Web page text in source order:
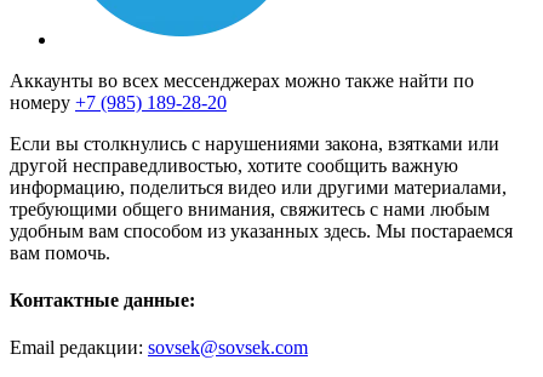
Аккаунты во всех мессенджерах можно также найти по
номеру +7 (985) 189-28-20
Если вы столкнулись с нарушениями закона, взятками или
другой несправедливостью, хотите сообщить важную
информацию, поделиться видео или другими материалами,
требующими общего внимания, свяжитесь с нами любым
удобным вам способом из указанных здесь. Мы постараемся
вам помочь.
Контактные данные:
Email редакции: sovsek@sovsek.com